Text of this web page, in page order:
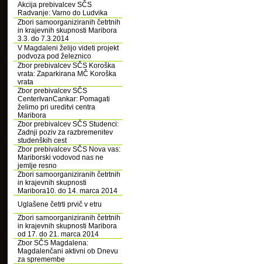
Akcija prebivalcev SČS
Radvanje: Varno do Ludvika
Zbori samoorganiziranih četrtnih
in krajevnih skupnosti Maribora
3.3. do 7.3.2014
V Magdaleni želijo videti projekt
podvoza pod železnico
Zbor prebivalcev SČS Koroška
vrata: Zaparkirana MČ Koroška
vrata
Zbor prebivalcev SČS
CenterIvanCankar: Pomagati
želimo pri ureditvi centra
Maribora
Zbor prebivalcev SČS Studenci:
Zadnji poziv za razbremenitev
studenških cest
Zbor prebivalcev SČS Nova vas:
Mariborski vodovod nas ne
jemlje resno
Zbori samoorganiziranih četrtnih
in krajevnih skupnosti
Maribora10. do 14. marca 2014
Uglašene četrti prvič v etru
Zbori samoorganiziranih četrtnih
in krajevnih skupnosti Maribora
od 17. do 21. marca 2014
Zbor SČS Magdalena:
Magdalenčani aktivni ob Dnevu
za spremembe